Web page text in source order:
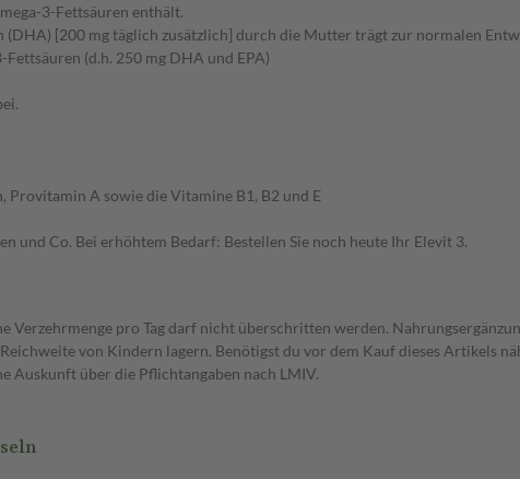
3-Fettsäuren enthält.
[200 mg täglich zusätzlich] durch die Mutter trägt zur normalen
(d.h. 250 mg DHA und EPA)
Provitamin A sowie die Vitamine B1, B2 und E
und Co. Bei erhöhtem Bedarf: Bestellen Sie noch heute Ihr Elevit 3.
pro Tag darf nicht überschritten werden.
von Kindern lagern. Benötigst du vor dem Kauf dieses Artikels
Auskunft über die Pflichtangaben nach LMIV.